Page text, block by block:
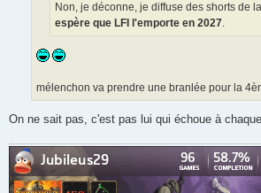
Non, je déconne, je diffuse des shorts de
espère que LFI l'emporte en 2027.
mélenchon va prendre une branlée pour la
On ne sait pas, c'est pas lui qui échoue à